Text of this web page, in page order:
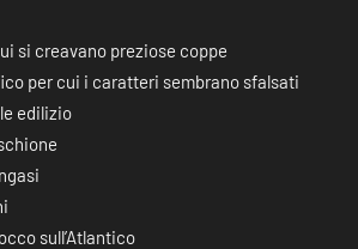
si creavano preziose coppe
per cui i caratteri sembrano sfalsati
edilizio
sull’Atlantico